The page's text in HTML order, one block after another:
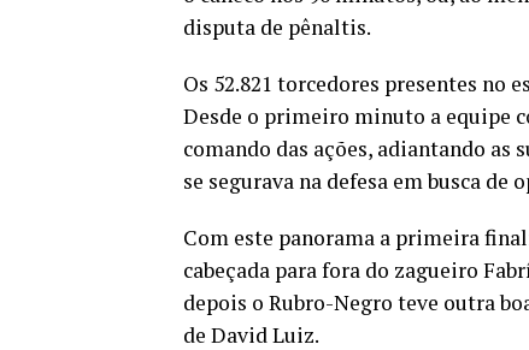
disputa de pênaltis.
Os 52.821 torcedores presentes no
Desde o primeiro minuto a equipe
comando das ações, adiantando as
se segurava na defesa em busca
Com este panorama a primeira
cabeçada para fora do zagueiro
depois o Rubro-Negro teve outra
de David Luiz.